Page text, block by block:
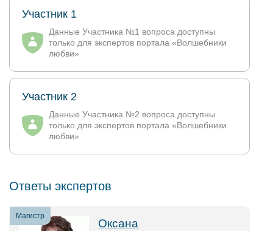
Участник 1
Данные Участника №1 вопроса доступны
только для экспертов портала «Волшебники
любви»
Участник 2
Данные Участника №2 вопроса доступны
только для экспертов портала «Волшебники
любви»
Ответы экспертов
Магистр
Оксана